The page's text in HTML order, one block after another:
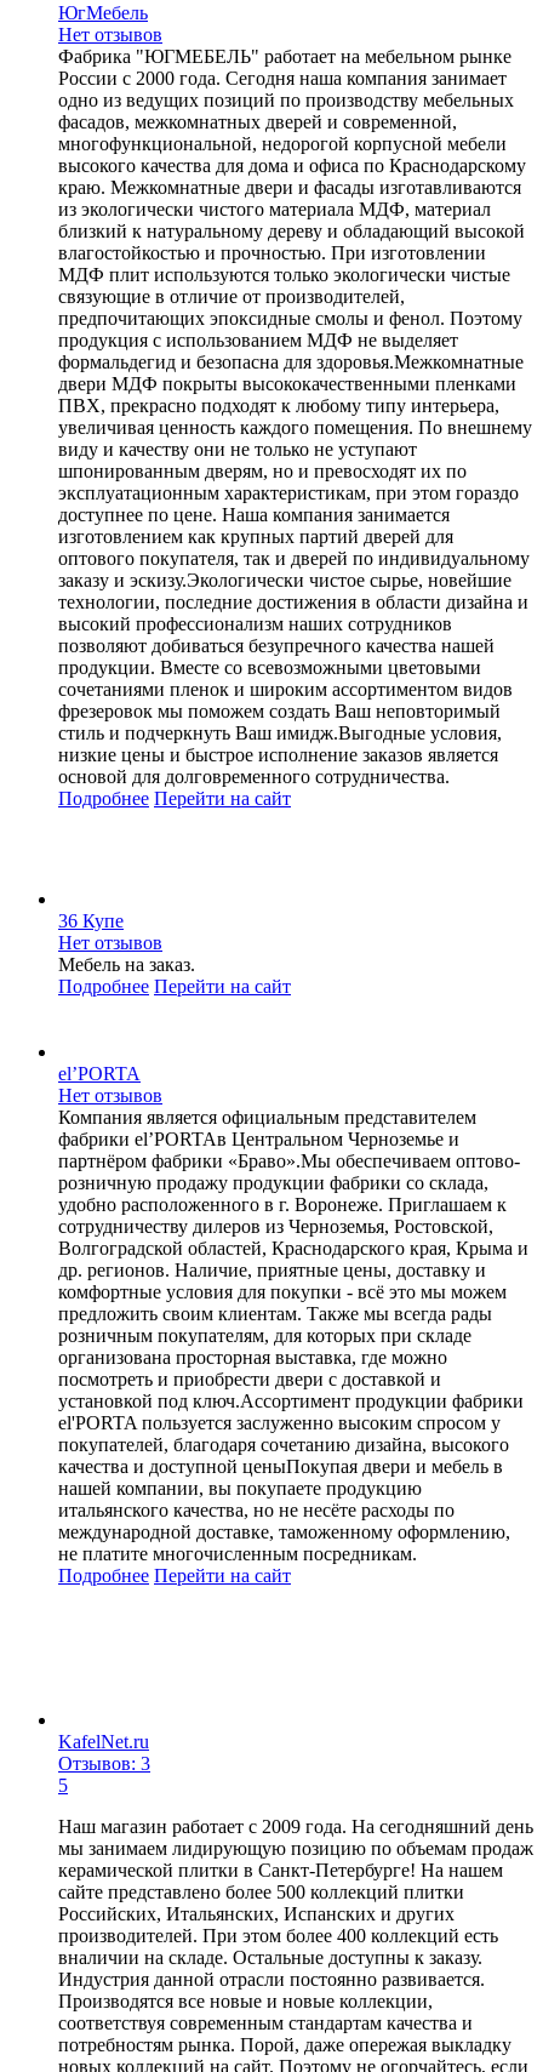
ЮгМебель
Нет отзывов
Фабрика "ЮГМЕБЕЛЬ" работает на мебельном рынке
России с 2000 года. Сегодня наша компания занимает
одно из ведущих позиций по производству мебельных
фасадов, межкомнатных дверей и современной,
многофункциональной, недорогой корпусной мебели
высокого качества для дома и офиса по Краснодарскому
краю. Межкомнатные двери и фасады изготавливаются
из экологически чистого материала МДФ, материал
близкий к натуральному дереву и обладающий высокой
влагостойкостью и прочностью. При изготовлении
МДФ плит используются только экологически чистые
связующие в отличие от производителей,
предпочитающих эпоксидные смолы и фенол. Поэтому
продукция с использованием МДФ не выделяет
формальдегид и безопасна для здоровья.Межкомнатные
двери МДФ покрыты высококачественными пленками
ПВХ, прекрасно подходят к любому типу интерьера,
увеличивая ценность каждого помещения. По внешнему
виду и качеству они не только не уступают
шпонированным дверям, но и превосходят их по
эксплуатационным характеристикам, при этом гораздо
доступнее по цене. Наша компания занимается
изготовлением как крупных партий дверей для
оптового покупателя, так и дверей по индивидуальному
заказу и эскизу.Экологически чистое сырье, новейшие
технологии, последние достижения в области дизайна и
высокий профессионализм наших сотрудников
позволяют добиваться безупречного качества нашей
продукции. Вместе со всевозможными цветовыми
сочетаниями пленок и широким ассортиментом видов
фрезеровок мы поможем создать Ваш неповторимый
стиль и подчеркнуть Ваш имидж.Выгодные условия,
низкие цены и быстрое исполнение заказов является
основой для долговременного сотрудничества.
Подробнее Перейти на сайт
36 Купе
Нет отзывов
Мебель на заказ.
Подробнее Перейти на сайт
el’PORTA
Нет отзывов
Компания является официальным представителем
фабрики el’PORTAв Центральном Черноземье и
партнёром фабрики «Браво».Мы обеспечиваем оптово-
розничную продажу продукции фабрики со склада,
удобно расположенного в г. Воронеже. Приглашаем к
сотрудничеству дилеров из Черноземья, Ростовской,
Волгоградской областей, Краснодарского края, Крыма и
др. регионов. Наличие, приятные цены, доставку и
комфортные условия для покупки - всё это мы можем
предложить своим клиентам. Также мы всегда рады
розничным покупателям, для которых при складе
организована просторная выставка, где можно
посмотреть и приобрести двери с доставкой и
установкой под ключ.Ассортимент продукции фабрики
el'PORTA пользуется заслуженно высоким спросом у
покупателей, благодаря сочетанию дизайна, высокого
качества и доступной ценыПокупая двери и мебель в
нашей компании, вы покупаете продукцию
итальянского качества, но не несёте расходы по
международной доставке, таможенному оформлению,
не платите многочисленным посредникам.
Подробнее Перейти на сайт
KafelNet.ru
Отзывов: 3
5
Наш магазин работает с 2009 года. На сегодняшний день
мы занимаем лидирующую позицию по объемам продаж
керамической плитки в Санкт-Петербурге! На нашем
сайте представлено более 500 коллекций плитки
Российских, Итальянских, Испанских и других
производителей. При этом более 400 коллекций есть
вналичии на складе. Остальные доступны к заказу.
Индустрия данной отрасли постоянно развивается.
Производятся все новые и новые коллекции,
соответствуя современным стандартам качества и
потребностям рынка. Порой, даже опережая выкладку
новых коллекций на сайт. Поэтому не огорчайтесь, если